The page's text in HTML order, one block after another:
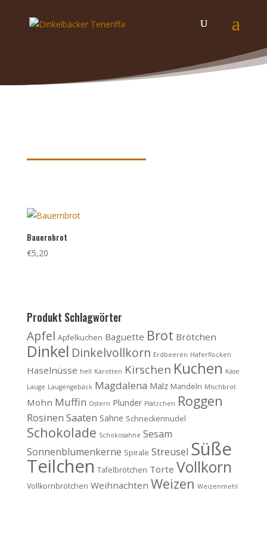
Bauernbrot
€5,20
Produkt Schlagwörter
Apfel Apfelkuchen Baguette Brot Brötchen
Dinkel Dinkelvollkorn Erdbeeren Haferflocken
Haselnüsse hell Karotten Kirschen Kuchen Käse
Lauge Laugengebäck Magdalena Malz Mandeln Mischbrot
Mohn Muffin Ostern Plunder Plätzchen Roggen
Rosinen Saaten Sahne Schneckennudel
Schokolade Schokosahne Sesam
Sonnenblumenkerne Spirale Streusel Süße
Teilchen Tafelbrötchen Torte Vollkorn
Vollkornbrötchen Weihnachten Weizen Weizenmehl